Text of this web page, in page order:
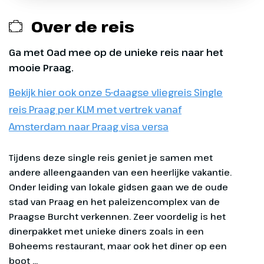
Over de reis
Ga met Oad mee op de unieke reis naar het
mooie Praag.
Bekijk hier ook onze 5-daagse vliegreis Single
reis Praag per KLM met vertrek vanaf
Amsterdam naar Praag visa versa
Tijdens deze single reis geniet je samen met andere alleengaanden van een heerlijke vakantie. Onder leiding van lokale gidsen gaan we de oude stad van Praag en het paleizencomplex van de Praagse Burcht verkennen. Zeer voordelig is het dinerpakket met unieke diners zoals in een Boheems restaurant, maar ook
richting Praag. Onderweg in
Duitsland zullen we nog stoppen
voor een diner (optioneel, 4x
komen we aan in Praag waar we
vier nachten zullen verblijven.
Dinerpakket single
kerst Praag BKSCZ5
Dinerpakket 4x diner
Exclusief
Entreegelden, ca. € 26 p.p.
programma)
Overige maaltijden
Eventuele fooien
september 2026 en terugkomen vanaf
16 mei t/m 26 september 2026, overige
opstapplaatsen zijn het gehele seizoen
die vertrekken vanaf 11 mei t/m 14
september 2026 en terugkomen vanaf
opstapplaatsen zijn het gehele seizoen
beschikbaar.
Opstaptijden Gelderland
die vertrekken vanaf 11 mei t/m 14
september 2026 en terugkomen vanaf
16 mei t/m 26 september 2026, overige
beschikbaar.